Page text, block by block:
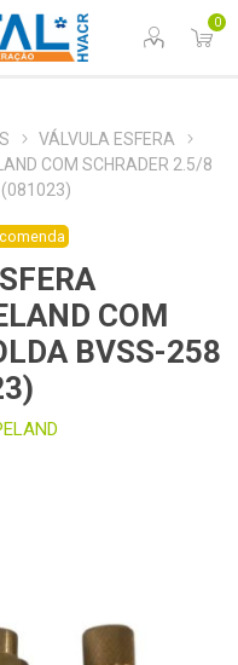
0
VÁLVULA ESFERA
COM SCHRADER 2.5/8
COM
BVSS-258